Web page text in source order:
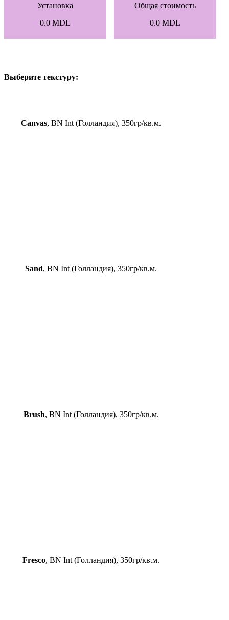
Установка
0.0 MDL
Общая стоимость
0.0 MDL
Выберите текстуру:
Canvas, BN Int (Голландия), 350гр/кв.м.
Sand, BN Int (Голландия), 350гр/кв.м.
Brush, BN Int (Голландия), 350гр/кв.м.
Fresco, BN Int (Голландия), 350гр/кв.м.